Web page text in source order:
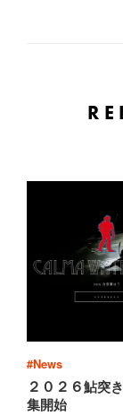
#News
２０２６鮎突き
集開始